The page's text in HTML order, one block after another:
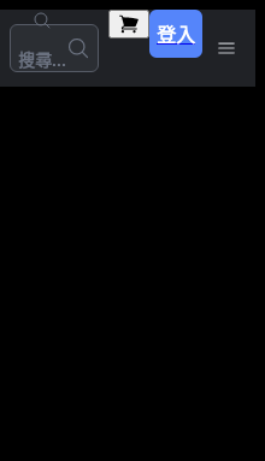
搜尋...
登入